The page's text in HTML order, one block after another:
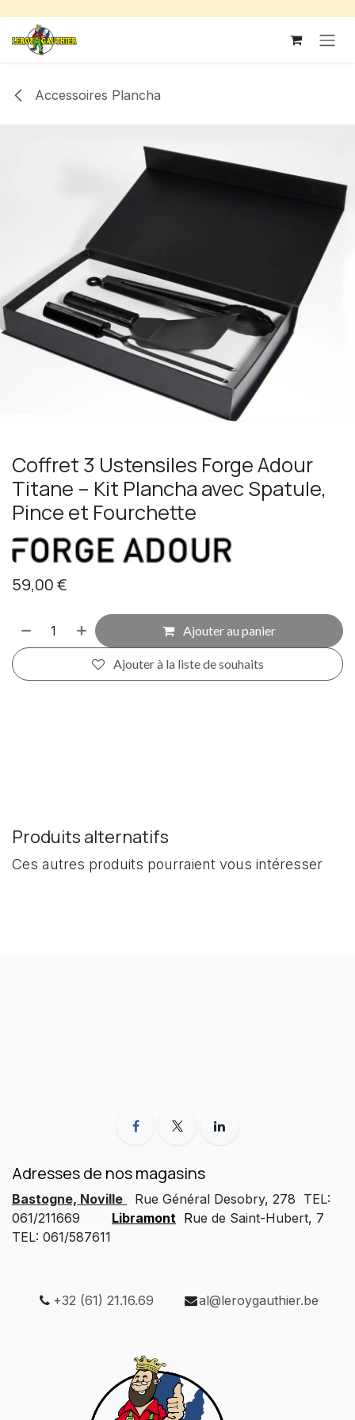
Se rendre au contenu
Accessoires Plancha
Coffret 3 Ustensiles Forge Adour
Titane – Kit Plancha avec Spatule,
Pince et Fourchette
59,00€
Ajouter au panier
Ajouter à la liste de souhaits
Produits alternatifs
Ces autres produits pourraient vous intéresser
Adresses de nos magasins
Bastogne, Noville
Rue Général Desobry, 278 TEL:
061/211669
Libramont Rue de Saint-Hubert, 7
TEL: 061/587611
+32 (61) 21.16.69 al@leroygauthier.be